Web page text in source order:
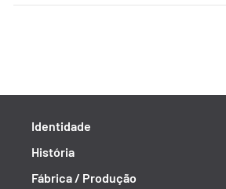
Identidade
História
Fábrica / Produção